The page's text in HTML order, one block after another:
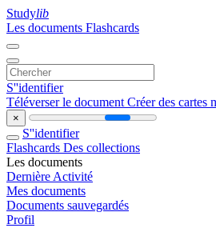
Studylib
Les documents Flashcards
S''identifier
Téléverser le document Créer des cartes
×
S''identifier
Flashcards Des collections
Les documents
Dernière Activité
Mes documents
Documents sauvegardés
Profil